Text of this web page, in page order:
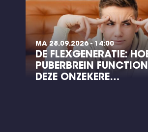
MA 28.09.2026 - 14:00
DE FLEXGENERATIE:
PUBERBREIN
DEZE ONZEKERE…